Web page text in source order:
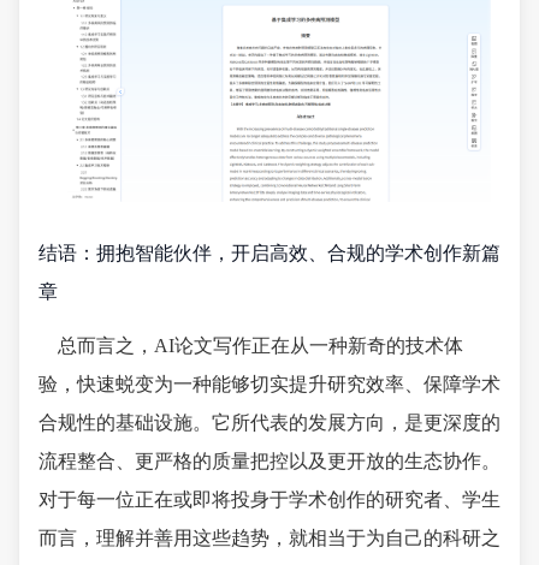
结语：拥抱智能伙伴，开启高效、合规的学术创作新篇
章
总而言之，AI论文写作正在从一种新奇的技术体
验，快速蜕变为一种能够切实提升研究效率、保障学术
合规性的基础设施。它所代表的发展方向，是更深度的
流程整合、更严格的质量把控以及更开放的生态协作。
对于每一位正在或即将投身于学术创作的研究者、学生
而言，理解并善用这些趋势，就相当于为自己的科研之